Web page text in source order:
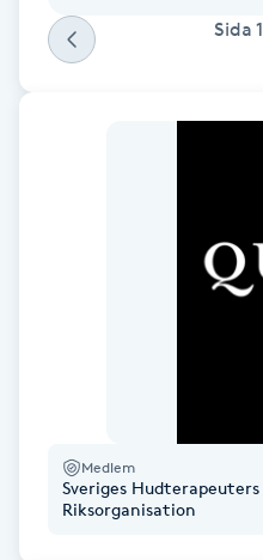
Makeup
Manikyr & Pedikyr
Megavolymfransar
Sida 1
Medlem
Sveriges Hudterapeuters
Riksorganisation